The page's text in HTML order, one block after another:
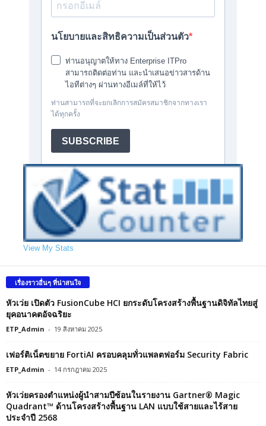
View My Stats
เรื่องราวอื่นๆ ที่น่าสนใจ
หัวเว่ย เปิดตัว FusionCube HCI ยกระดับโครงสร้างพื้นฐานดิจิทัลไทยสู่
ยุคอนาคตอัจฉริยะ
ETP_Admin - 19 สิงหาคม 2025
เฟอร์ติเน็ตขยาย FortiAI ครอบคลุมทั่วแพลตฟอร์ม Security Fabric
ETP_Admin - 14 กรกฎาคม 2025
หัวเว่ยครองตำแหน่งผู้นำสามปีซ้อนในรายงาน Gartner® Magic
Quadrant™ ด้านโครงสร้างพื้นฐาน LAN แบบใช้สายและไร้สาย
ประจำปี 2568